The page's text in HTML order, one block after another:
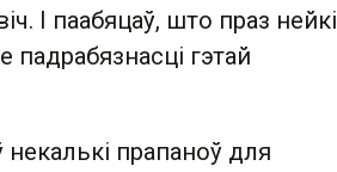
І паабяцаў, што праз нейкі
гэтай
прапаноў для